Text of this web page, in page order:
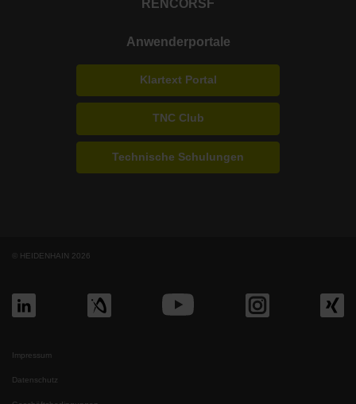
RENCORSF
Anwenderportale
Klartext Portal
TNC Club
Technische Schulungen
© HEIDENHAIN 2026
Impressum
Datenschutz